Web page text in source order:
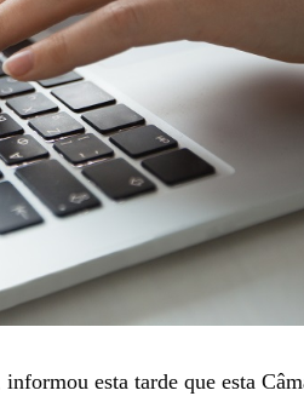
esta tarde que esta